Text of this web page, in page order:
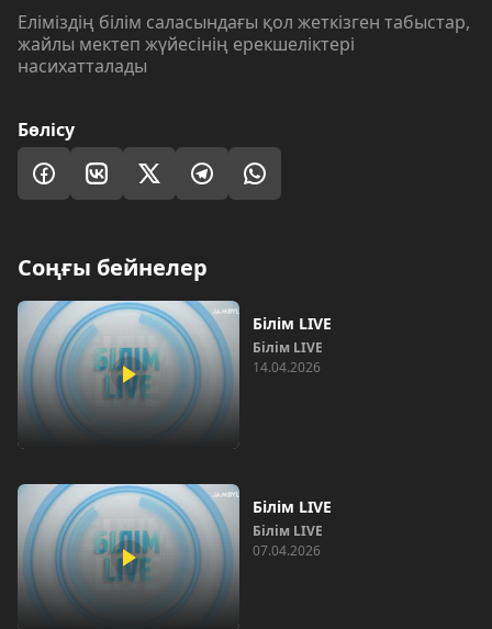
Еліміздің білім саласындағы қол жеткізген табыстар,
жайлы мектеп жүйесінің ерекшеліктері
насихатталады
Бөлісу
Соңғы бейнелер
Білім LIVE
Білім LIVE
14.04.2026
Білім LIVE
Білім LIVE
07.04.2026